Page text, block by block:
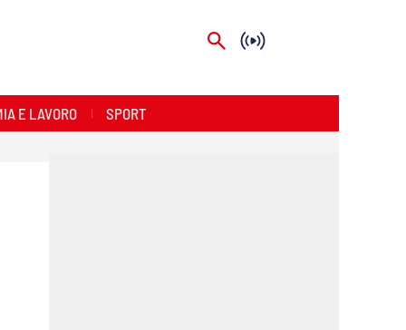
E LAVORO SPORT